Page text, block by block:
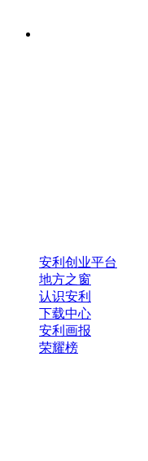
安利创业平台
地方之窗
认识安利
下载中心
安利画报
荣耀榜